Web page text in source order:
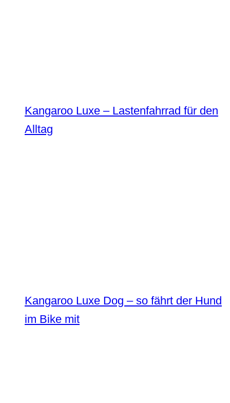
Kangaroo Luxe – Lastenfahrrad für den
Alltag
Kangaroo Luxe Dog – so fährt der Hund
im Bike mit